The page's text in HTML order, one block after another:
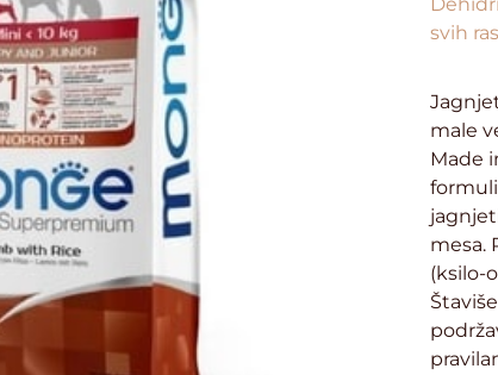
svih
male
Made
mesa.
(ksilo-